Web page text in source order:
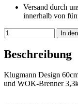
Versand durch
innerhalb von
In
Beschreibung
Klugmann Design
und WOK-Brenner